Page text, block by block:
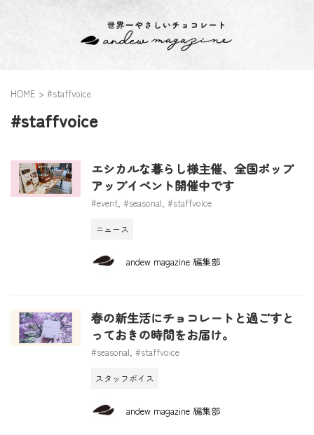
HOME > #staffvoice
#staffvoice
エシカルな暮らし様主催、全国ポップ
アップイベント開催中です
#event, #seasonal, #staffvoice
ニュース
andew magazine 編集部
春の新生活にチョコレートと過ごすと
っておきの時間をお届け。
#seasonal, #staffvoice
スタッフボイス
andew magazine 編集部